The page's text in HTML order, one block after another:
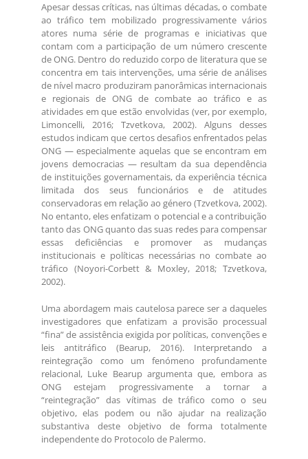
Apesar dessas críticas, nas últimas décadas, o combate
ao tráfico tem mobilizado progressivamente vários
atores numa série de programas e iniciativas que
contam com a participação de um número crescente
de ONG. Dentro do reduzido corpo de literatura que se
concentra em tais intervenções, uma série de análises
de nível macro produziram panorâmicas internacionais
e regionais de ONG de combate ao tráfico e as
atividades em que estão envolvidas (ver, por exemplo,
Limoncelli, 2016; Tzvetkova, 2002). Alguns desses
estudos indicam que certos desafios enfrentados pelas
ONG — especialmente aquelas que se encontram em
jovens democracias — resultam da sua dependência
de instituições governamentais, da experiência técnica
limitada dos seus funcionários e de atitudes
conservadoras em relação ao género (Tzvetkova, 2002).
No entanto, eles enfatizam o potencial e a contribuição
tanto das ONG quanto das suas redes para compensar
essas deficiências e promover as mudanças
institucionais e políticas necessárias no combate ao
tráfico (Noyori-Corbett & Moxley, 2018; Tzvetkova,
2002).
Uma abordagem mais cautelosa parece ser a daqueles
investigadores que enfatizam a provisão processual
“fina” de assistência exigida por políticas, convenções e
leis antitráfico (Bearup, 2016). Interpretando a
reintegração como um fenómeno profundamente
relacional, Luke Bearup argumenta que, embora as
ONG estejam progressivamente a tornar a
“reintegração” das vítimas de tráfico como o seu
objetivo, elas podem ou não ajudar na realização
substantiva deste objetivo de forma totalmente
independente do Protocolo de Palermo.